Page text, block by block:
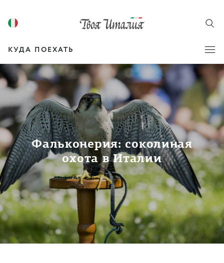
КУДА ПОЕХАТЬ
Фальконерия: соколиная
охота в Италии